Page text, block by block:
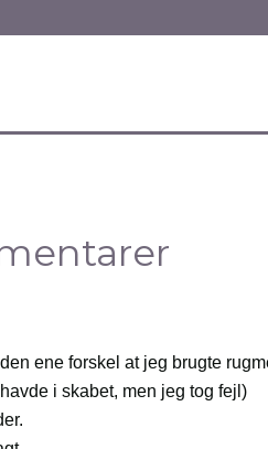
ene forskel at jeg brugte
i skabet, men jeg tog fejl)